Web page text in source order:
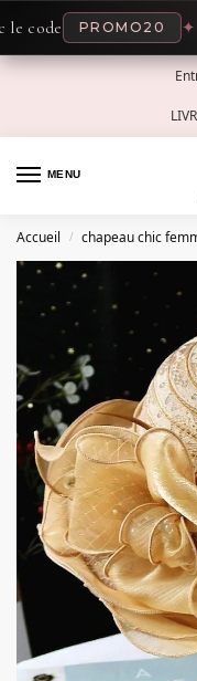
PROMO20 ✦
MENU
Accueil / chapeau chic